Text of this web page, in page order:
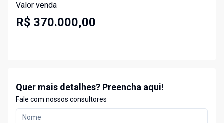
Valor venda
R$ 370.000,00
Quer mais detalhes? Preencha aqui!
Fale com nossos consultores